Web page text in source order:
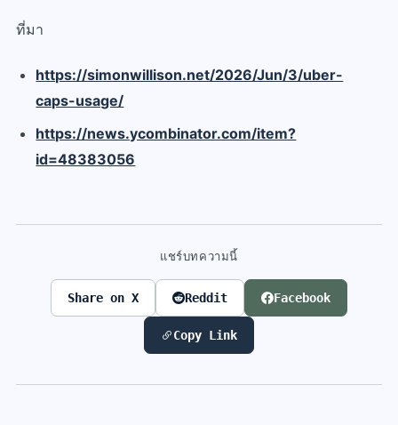
ที่มา
https://simonwillison.net/2026/Jun/3/uber-
caps-usage/
https://news.ycombinator.com/item?
id=48383056
แชร์บทความนี้
Share on X Reddit Facebook
Copy Link